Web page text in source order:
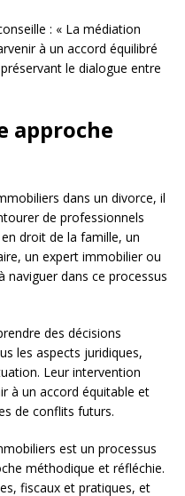
: « La médiation
à un accord équilibré
le dialogue entre
approche
dans un divorce, il
de professionnels
droit de la famille, un
un expert immobilier ou
naviguer dans ce processus
des décisions
les aspects juridiques,
Leur intervention
à un accord équitable et
de conflits futurs.
est un processus
méthodique et réfléchie.
fiscaux et pratiques, et